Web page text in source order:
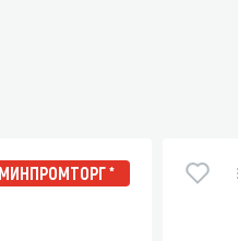
МИНПРОМТОРГ *